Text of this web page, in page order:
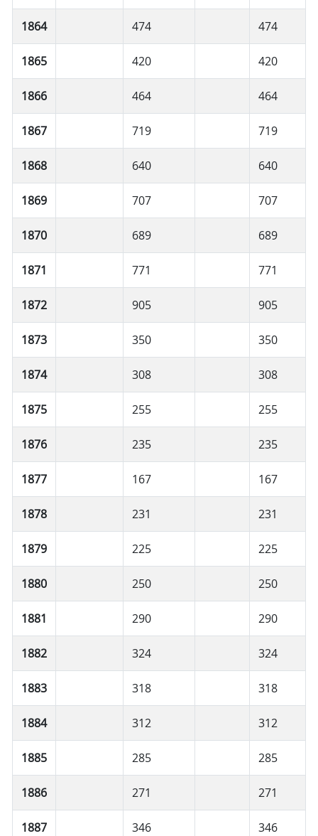
1864 474 474
1865 420 420
1866 464 464
1867 719 719
1868 640 640
1869 707 707
1870 689 689
1871 771 771
1872 905 905
1873 350 350
1874 308 308
1875 255 255
1876 235 235
1877 167 167
1878 231 231
1879 225 225
1880 250 250
1881 290 290
1882 324 324
1883 318 318
1884 312 312
1885 285 285
1886 271 271
1887 346 346